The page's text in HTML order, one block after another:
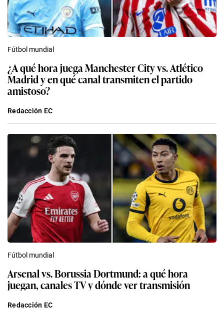
Fútbol mundial
¿A qué hora juega Manchester City vs. Atlético
Madrid y en qué canal transmiten el partido
amistoso?
Redacción EC
Fútbol mundial
Arsenal vs. Borussia Dortmund: a qué hora
juegan, canales TV y dónde ver transmisión
Redacción EC